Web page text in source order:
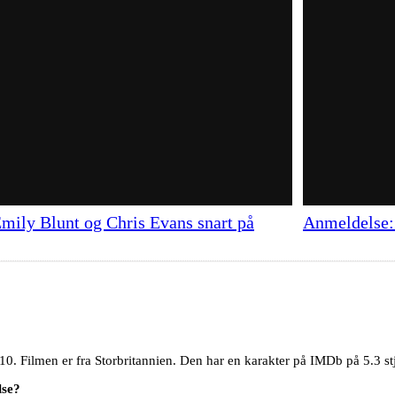
Blunt og Chris Evans snart på
Filmen er fra Storbritannien. Den har en karakter på IMDb på